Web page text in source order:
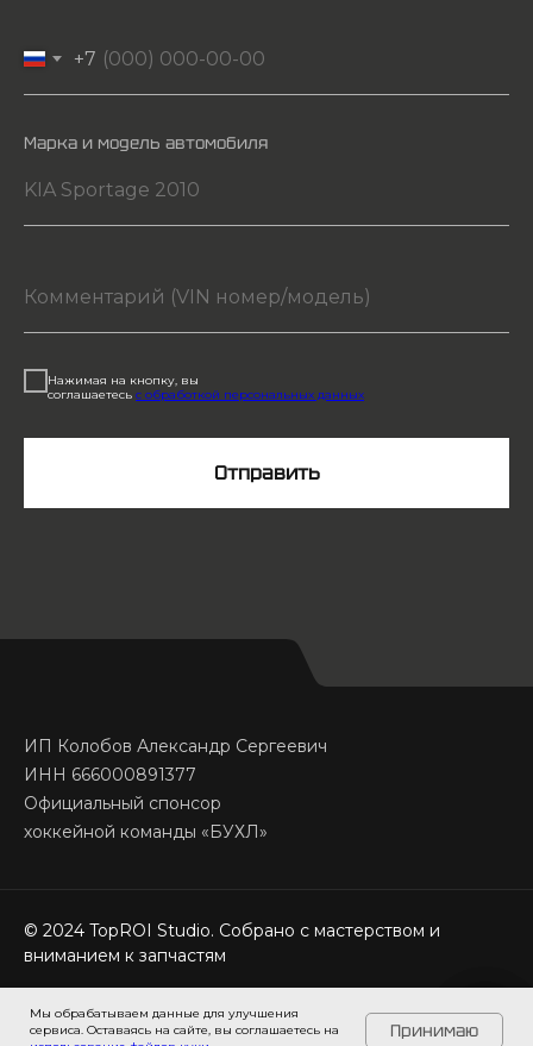
+7
Марка и модель автомобиля
Нажимая на кнопку, вы
соглашаетесь с обработкой персональных данных
Отправить
ИП Колобов Александр Сергеевич
ИНН 666000891377
Официальный спонсор
хоккейной команды «БУХЛ»
© 2024 TopROI Studio. Собрано с мастерством и
вниманием к запчастям
Задайте вопрос здесь →
Мы обрабатываем данные для улучшения
сервиса. Оставаясь на сайте, вы соглашаетесь на
Принимаю